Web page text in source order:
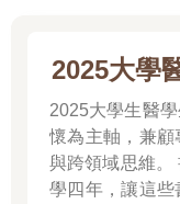
2025大學
2025大學生醫
懷為主軸，兼
與跨領域思維。
學四年，讓這